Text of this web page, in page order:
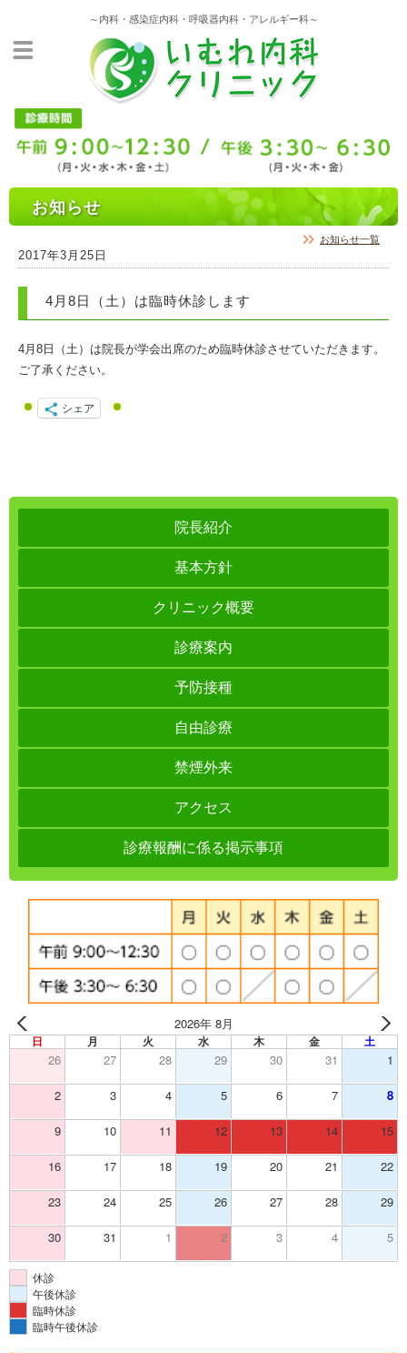
～内科・感染症内科・呼吸器内科・アレルギー科～
お知らせ
お知らせ一覧
2017年3月25日
4月8日（土）は臨時休診します
4月8日（土）は院長が学会出席のため臨時休診させていただきます。
ご了承ください。
シェア
院長紹介
基本方針
クリニック概要
診療案内
予防接種
自由診療
禁煙外来
アクセス
診療報酬に係る掲示事項
2026年 8月
日 月 火 水 木 金 土
26 27 28 29 30 31 1
2 3 4 5 6 7 8
9 10 11 12 13 14 15
16 17 18 19 20 21 22
23 24 25 26 27 28 29
30 31 1 2 3 4 5
休診
午後休診
臨時休診
臨時午後休診